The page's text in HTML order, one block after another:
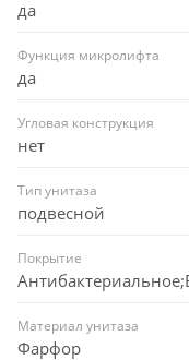
да
Функция микролифта
да
Угловая конструкция
нет
Тип унитаза
подвесной
Покрытие
Материал унитаза
Фарфор